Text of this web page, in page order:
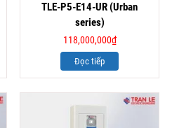
TLE-P5-E14-UR (Urban
series)
118,000,000₫
Đọc tiếp